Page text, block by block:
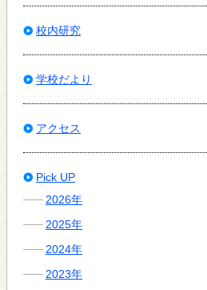
校内研究
学校だより
アクセス
Pick UP
2026年
2025年
2024年
2023年